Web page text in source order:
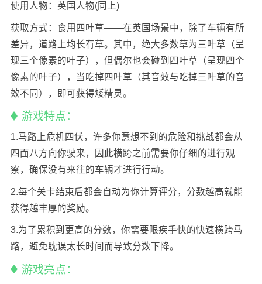
使用人物：英国人物(同上)
获取方式：食用四叶草——在英国场景中，除了车辆有所
差异，道路上均长有草。其中，绝大多数草为三叶草（呈
现三个像素的叶子），但偶尔也会碰到四叶草（呈现四个
像素的叶子），当吃掉四叶草（其音效与吃掉三叶草的音
效不同），即可获得矮精灵。
游戏特点：
1.马路上危机四伏，许多你意想不到的危险和挑战都会从
四面八方向你驶来，因此横跨之前需要你仔细的进行观
察，确保没有来往的车辆才进行行动。
2.每个关卡结束后都会自动为你计算评分，分数越高就能
获得越丰厚的奖励。
3.为了累积到更高的分数，你需要眼疾手快的快速横跨马
路，避免耽误太长时间而导致分数下降。
游戏亮点：